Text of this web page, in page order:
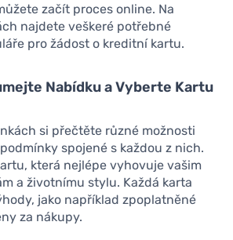
začít proces online. Na
najdete veškeré potřebné
pro žádost o kreditní kartu.
Nabídku a Vyberte Kartu
si přečtěte různé možnosti
spojené s každou z nich.
která nejlépe vyhovuje vašim
a životnímu stylu. Každá karta
jako například zpoplatněné
za nákupy.